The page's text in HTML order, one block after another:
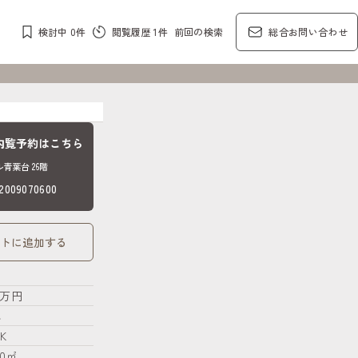
検討中 0件 閲覧履歴1件 前回の検索 総合お問い合わせ
予約はこちら
葉台 26階
に追加する
円